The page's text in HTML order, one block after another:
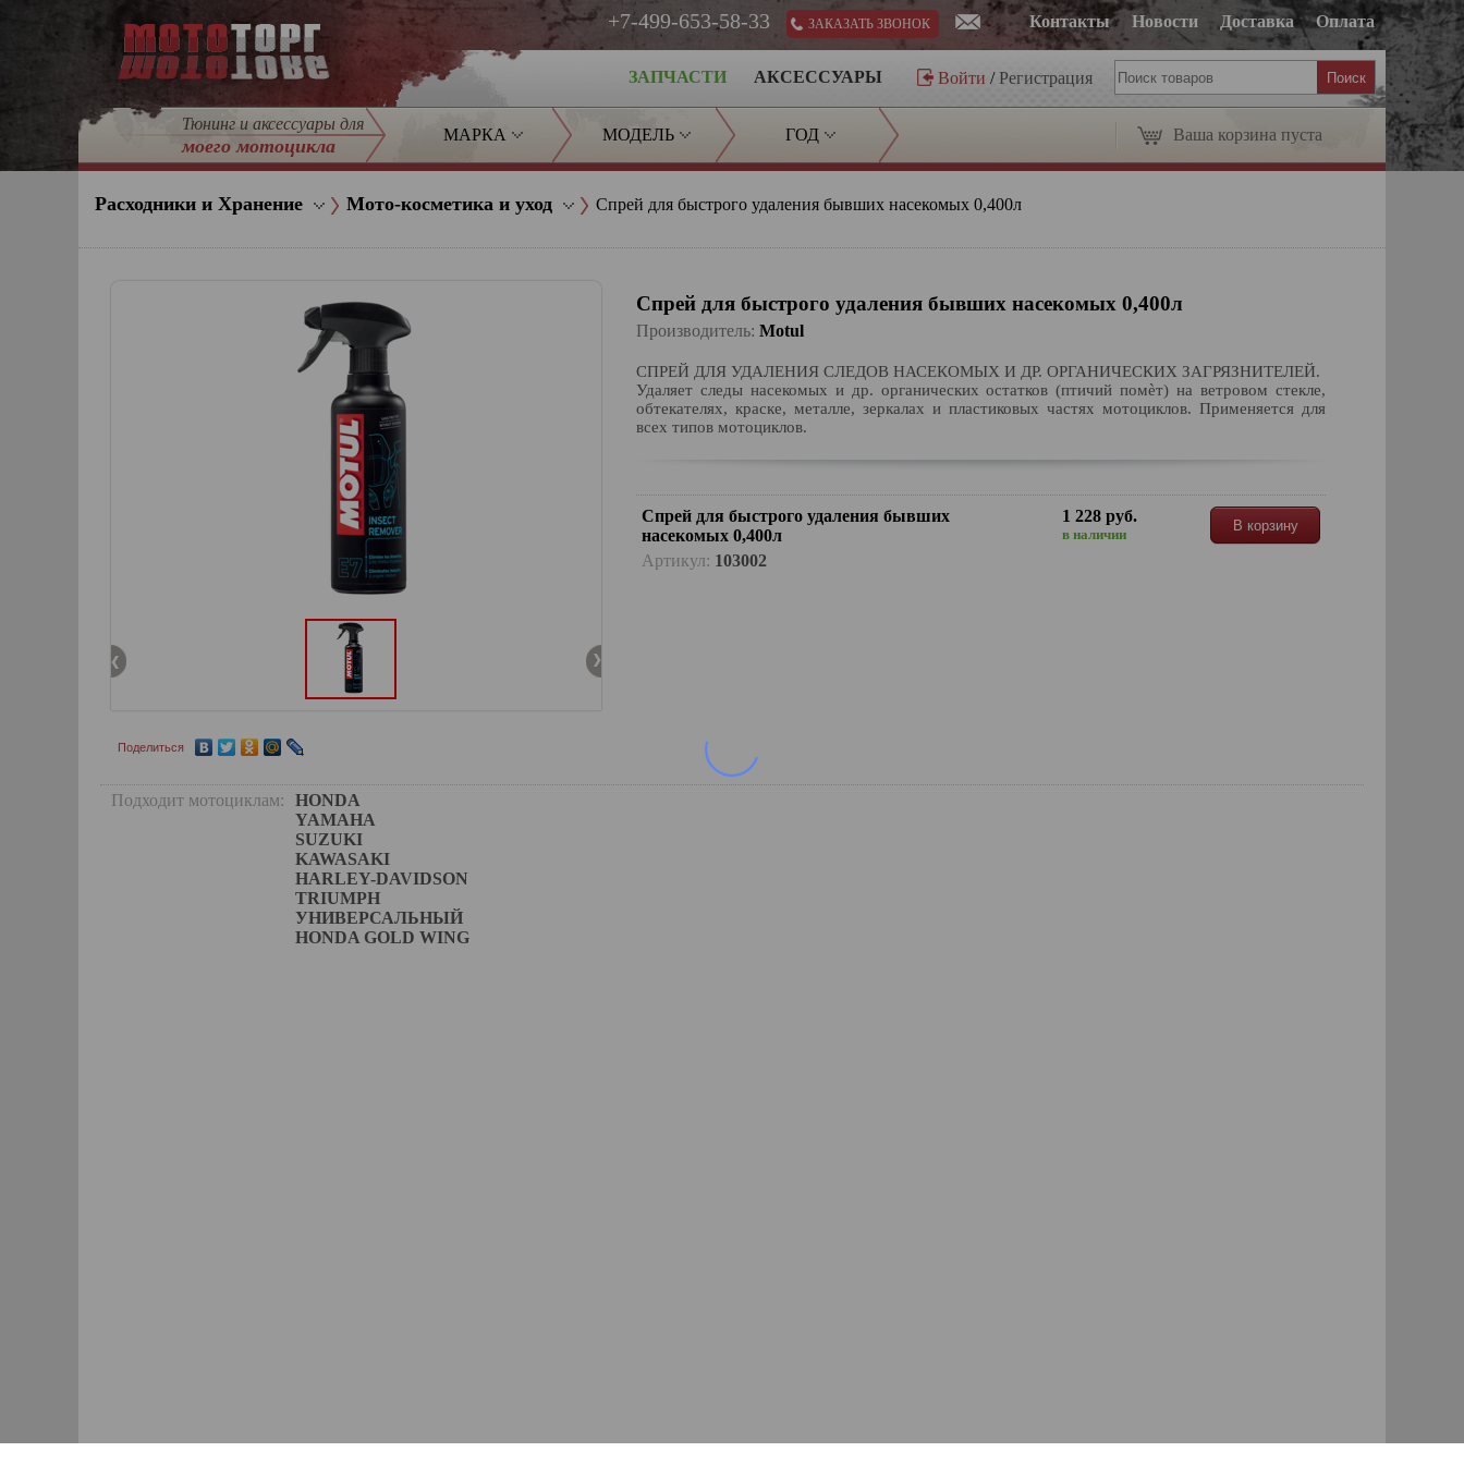
Оплата
Доставка
Новости
Контакты
ЗАКАЗАТЬ ЗВОНОК
+7-499-653-58-33
Войти /Регистрация
АКСЕССУАРЫ
ЗАПЧАСТИ
Тюнинг и аксессуары для
моего мотоцикла
МАРКА МОДЕЛЬ ГОД Ваша корзина пуста
Расходники и Хранение Мото-косметика и уход Спрей для быстрого удаления бывших насекомых 0,400л
Спрей для быстрого удаления бывших насекомых 0,400л
Производитель: Motul
СПРЕЙ ДЛЯ УДАЛЕНИЯ СЛЕДОВ НАСЕКОМЫХ И ДР. ОРГАНИЧЕСКИХ ЗАГРЯЗНИТЕЛЕЙ.
Удаляет следы насекомых и др. органических остатков (птичий помѐт) на ветровом стекле,
обтекателях, краске, металле, зеркалах и пластиковых частях мотоциклов. Применяется для
всех типов мотоциклов.
Спрей для быстрого удаления бывших
насекомых 0,400л
1 228 руб.
в наличии
В корзину
Артикул: 103002
Поделиться
Подходит мотоциклам:
HONDA
YAMAHA
SUZUKI
KAWASAKI
HARLEY-DAVIDSON
TRIUMPH
УНИВЕРСАЛЬНЫЙ
HONDA GOLD WING